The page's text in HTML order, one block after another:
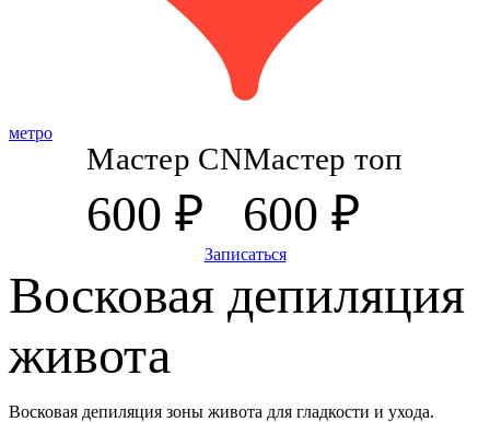
метро
Мастер CN
600 ₽
Мастер топ
600 ₽
Записаться
Восковая депиляция
живота
Восковая депиляция зоны живота для гладкости и ухода.